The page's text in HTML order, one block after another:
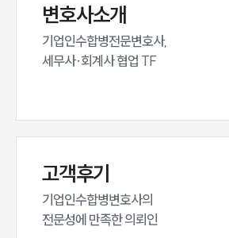
만화로 보는 사례
변호사소개
기업인수합병전문변호사,
세무사·회계사 협업 TF
고객후기
기업인수합병변호사의
전문성에 만족한 의뢰인